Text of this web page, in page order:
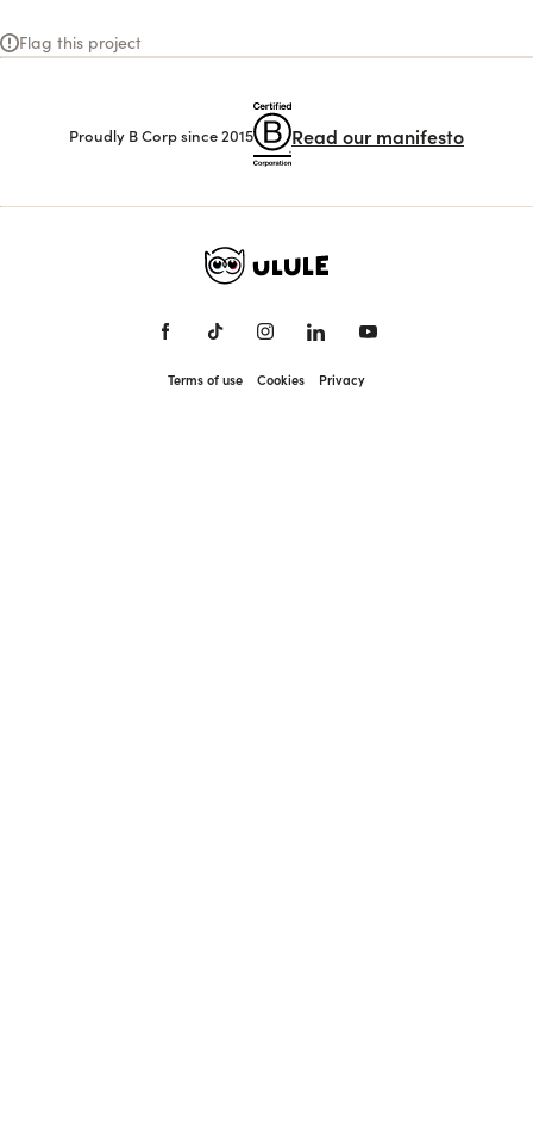
Flag this project
Proudly B Corp since 2015 Read our manifesto
Terms of use Cookies Privacy